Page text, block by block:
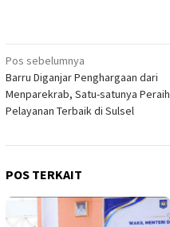
Navigasi
pos
Pos sebelumnya
Barru Diganjar Penghargaan dari
Menparekrab, Satu-satunya Peraih
Pelayanan Terbaik di Sulsel
POS TERKAIT